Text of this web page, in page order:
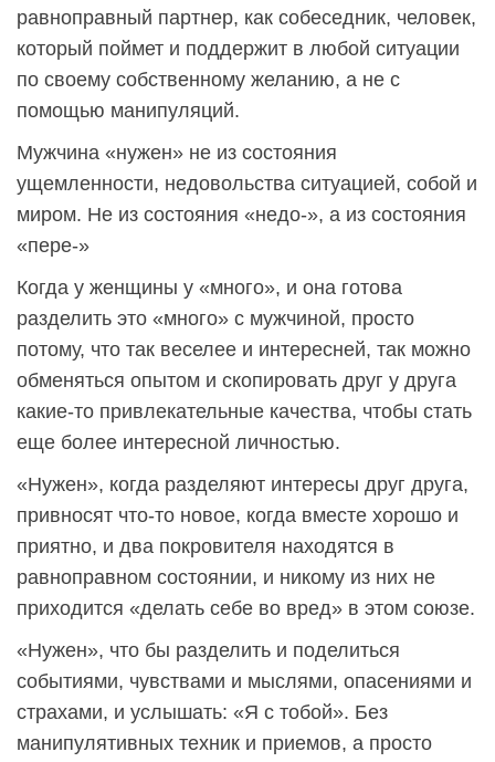
равноправный партнер, как собеседник, человек,
который поймет и поддержит в любой ситуации
по своему собственному желанию, а не с
помощью манипуляций.
Мужчина «нужен» не из состояния
ущемленности, недовольства ситуацией, собой и
миром. Не из состояния «недо-», а из состояния
«пере-»
Когда у женщины у «много», и она готова
разделить это «много» с мужчиной, просто
потому, что так веселее и интересней, так можно
обменяться опытом и скопировать друг у друга
какие-то привлекательные качества, чтобы стать
еще более интересной личностью.
«Нужен», когда разделяют интересы друг друга,
привносят что-то новое, когда вместе хорошо и
приятно, и два покровителя находятся в
равноправном состоянии, и никому из них не
приходится «делать себе во вред» в этом союзе.
«Нужен», что бы разделить и поделиться
событиями, чувствами и мыслями, опасениями и
страхами, и услышать: «Я с тобой». Без
манипулятивных техник и приемов, а просто